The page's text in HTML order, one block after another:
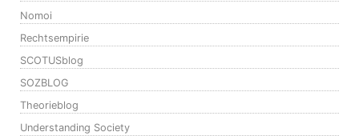
Nomoi
Rechtsempirie
SCOTUSblog
SOZBLOG
Theorieblog
Understanding Society